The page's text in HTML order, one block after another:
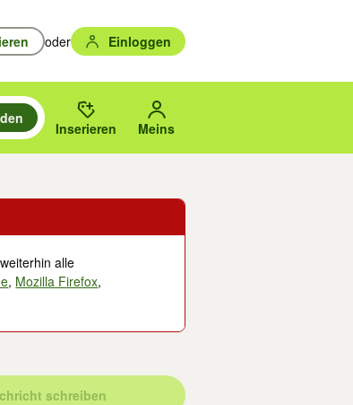
oder Einloggen
und mit Eingabetaste auswählen.
oder Vorschläge mit den Pfeiltasten nach oben/
Orts oder PLZ.
Inserieren Meins
alle
, Mozilla Firefox,
schreiben